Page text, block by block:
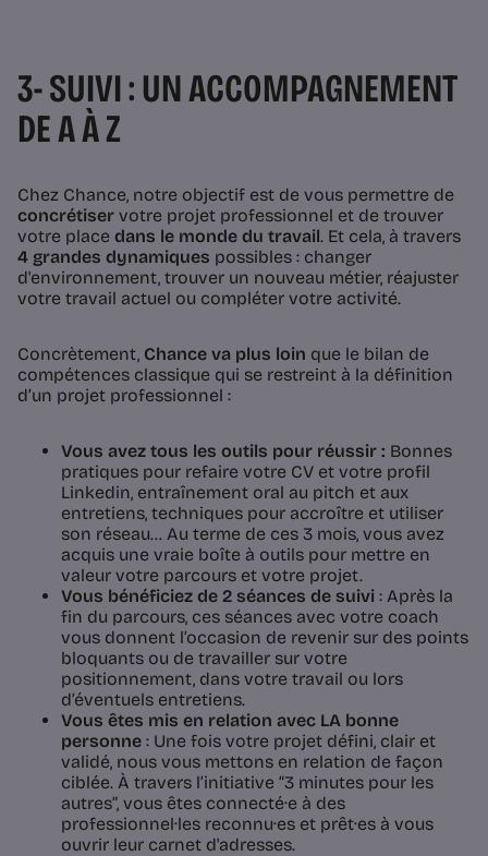
3- SUIVI : UN ACCOMPAGNEMENT
DE A À Z
Chez Chance, notre objectif est de vous permettre de
concrétiser votre projet professionnel et de trouver
votre place dans le monde du travail. Et cela, à travers
4 grandes dynamiques possibles : changer
d'environnement, trouver un nouveau métier, réajuster
votre travail actuel ou compléter votre activité.
Concrètement, Chance va plus loin que le bilan de
compétences classique qui se restreint à la définition
d’un projet professionnel :
Vous avez tous les outils pour réussir : Bonnes
pratiques pour refaire votre CV et votre profil
Linkedin, entraînement oral au pitch et aux
entretiens, techniques pour accroître et utiliser
son réseau… Au terme de ces 3 mois, vous avez
acquis une vraie boîte à outils pour mettre en
valeur votre parcours et votre projet.
Vous bénéficiez de 2 séances de suivi : Après la
fin du parcours, ces séances avec votre coach
vous donnent l’occasion de revenir sur des points
bloquants ou de travailler sur votre
positionnement, dans votre travail ou lors
d’éventuels entretiens.
Vous êtes mis en relation avec LA bonne
personne : Une fois votre projet défini, clair et
validé, nous vous mettons en relation de façon
ciblée. À travers l’initiative “3 minutes pour les
autres”, vous êtes connecté·e à des
professionnel·les reconnu·es et prêt·es à vous
ouvrir leur carnet d'adresses.